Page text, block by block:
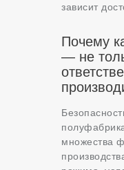
зависит
Почему
— не
множества